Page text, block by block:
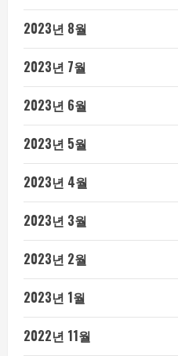
2023년 8월
2023년 7월
2023년 6월
2023년 5월
2023년 4월
2023년 3월
2023년 2월
2023년 1월
2022년 11월